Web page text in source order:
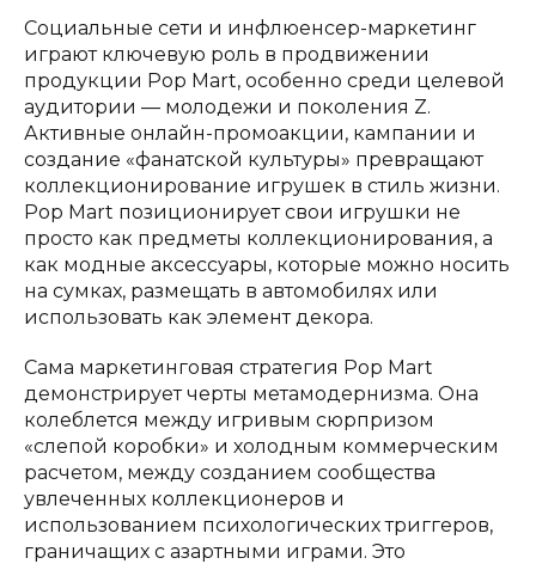
Социальные сети и инфлюенсер-маркетинг
играют ключевую роль в продвижении
продукции Pop Mart, особенно среди целевой
аудитории — молодежи и поколения Z.
Активные онлайн-промоакции, кампании и
создание «фанатской культуры» превращают
коллекционирование игрушек в стиль жизни.
Pop Mart позиционирует свои игрушки не
просто как предметы коллекционирования, а
как модные аксессуары, которые можно носить
на сумках, размещать в автомобилях или
использовать как элемент декора.
Сама маркетинговая стратегия Pop Mart
демонстрирует черты метамодернизма. Она
колеблется между игривым сюрпризом
«слепой коробки» и холодным коммерческим
расчетом, между созданием сообщества
увлеченных коллекционеров и
использованием психологических триггеров,
граничащих с азартными играми. Это